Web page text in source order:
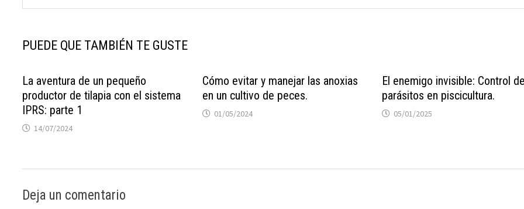
PUEDE QUE TAMBIÉN TE GUSTE
La aventura de un pequeño
productor de tilapia con el sistema
IPRS: parte 1
14/07/2024
Cómo evitar y manejar las anoxias
en un cultivo de peces.
01/05/2024
El enemigo invisible: Control de
parásitos en piscicultura.
05/01/2025
Deja un comentario